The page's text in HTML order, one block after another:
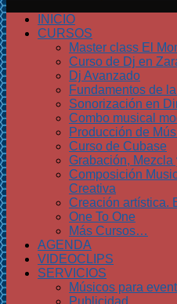
INICIO
CURSOS
Master class El
Curso de Dj en
Dj Avanzado
Fundamentos de
Sonorización en
Combo musical
Producción de
Curso de Cubase
Grabación, Mezcla
Composición
Creativa
Creación artística.
One To One
Más Cursos…
AGENDA
VIDEOCLIPS
SERVICIOS
Músicos para
Publicidad